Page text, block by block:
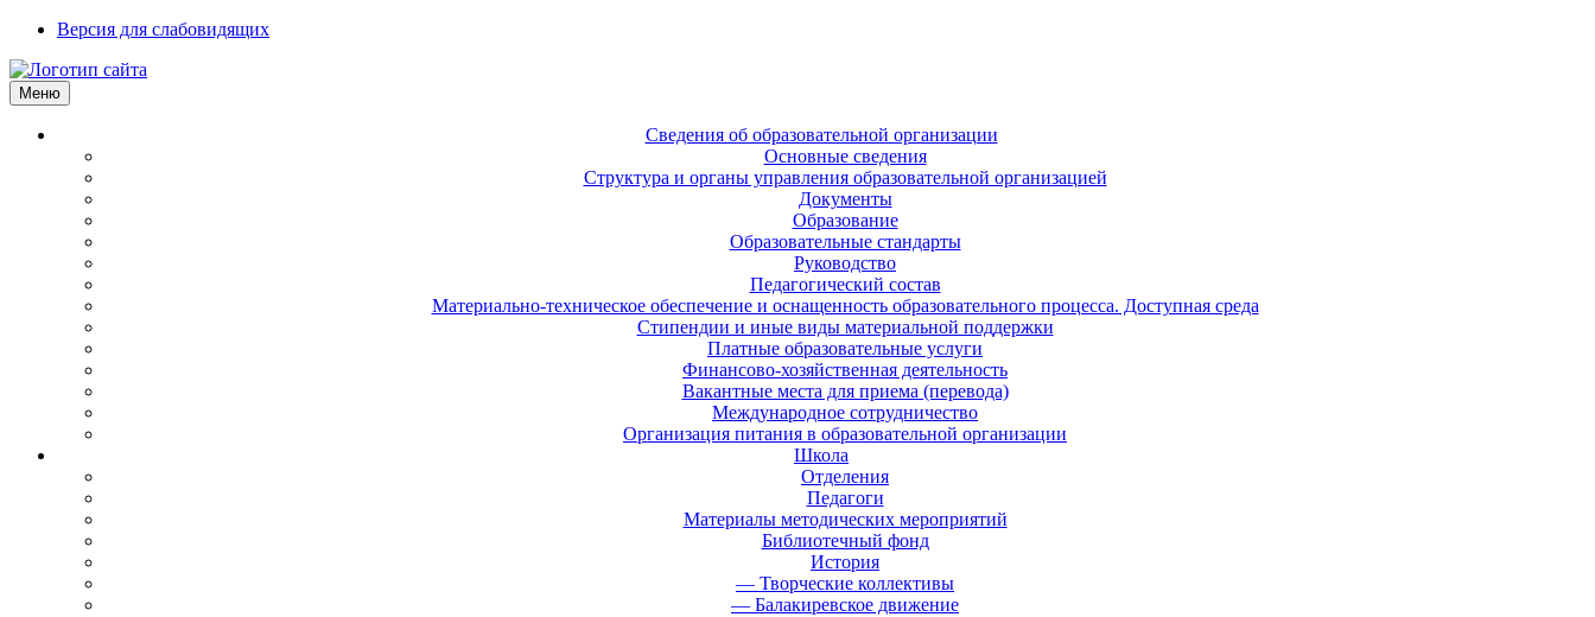
Версия для слабовидящих
Меню
Сведения об образовательной организации
Основные сведения
Структура и органы управления образовательной организацией
Документы
Образование
Образовательные стандарты
Руководство
Педагогический состав
Материально-техническое обеспечение и оснащенность образовательного процесса. Доступная среда
Стипендии и иные виды материальной поддержки
Платные образовательные услуги
Финансово-хозяйственная деятельность
Вакантные места для приема (перевода)
Международное сотрудничество
Организация питания в образовательной организации
Школа
Отделения
Педагоги
Материалы методических мероприятий
Библиотечный фонд
История
— Творческие коллективы
— Балакиревское движение